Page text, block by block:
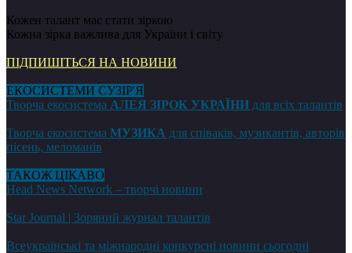
Кожен талант має стати зіркою
Кожна зірка важлива для України і світу
ПІДПИШІТЬСЯ НА НОВИНИ
ЕКОСИСТЕМИ СУЗІР'Я
Творча екосистема АЛЕЯ ЗІРОК УКРАЇНИ для всіх талантів
Творча екосистема МУЗИКА для співаків, музикантів, авторів
пісень, меломанів
ТАКОЖ ЦІКАВО
Head News Network – творчі новини
Star Journal | Зоряний журнал талантів
Всеукраїнські та міжнародні конкурсні новини сьогодні